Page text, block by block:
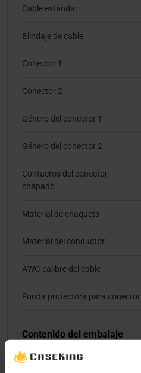
Cable estándar
Blindaje de cable
Conector 1
Conector 2
Género del conector 1
Género del conector 2
Contactos del conector
chapado
Material de chaqueta
Material del conductor
AWG calibre del cable
Funda protectora para conector
Contenido del embalaje
Cantidad por paquete